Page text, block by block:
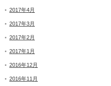
2017年4月
2017年3月
2017年2月
2017年1月
2016年12月
2016年11月